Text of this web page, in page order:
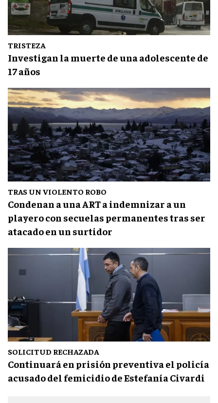
TRISTEZA
Investigan la muerte de una adolescente de
17 años
TRAS UN VIOLENTO ROBO
Condenan a una ART a indemnizar a un
playero con secuelas permanentes tras ser
atacado en un surtidor
SOLICITUD RECHAZADA
Continuará en prisión preventiva el policía
acusado del femicidio de Estefanía Civardi